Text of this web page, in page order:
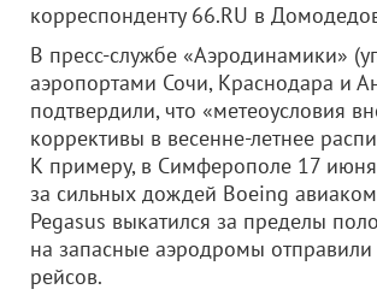
корреспонденту 66.RU в
В пресс-службе «Аэродинамики»
аэропортами Сочи, Краснодара и
подтвердили, что «метеоусловия
коррективы в весенне-летнее
К примеру, в Симферополе 17
за сильных дождей Boeing
Pegasus выкатился за пределы
на запасные аэродромы
рейсов.